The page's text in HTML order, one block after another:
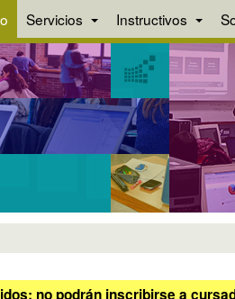
Servicios Instructivos
no podrán inscribirse a